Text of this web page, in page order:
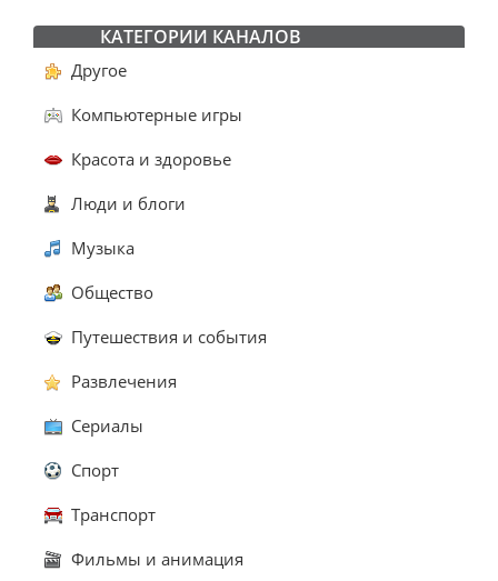
КАТЕГОРИИ КАНАЛОВ
Другое
Компьютерные игры
Красота и здоровье
Люди и блоги
Музыка
Общество
Путешествия и события
Развлечения
Сериалы
Спорт
Транспорт
Фильмы и анимация